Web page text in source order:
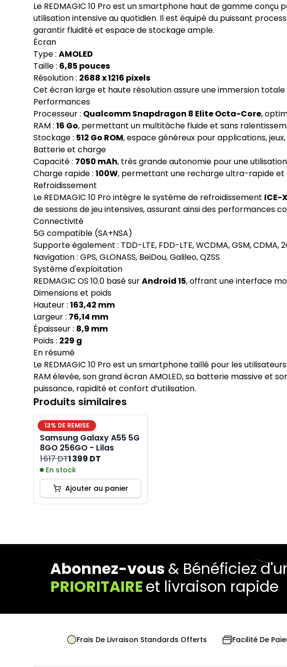
Le REDMAGIC 10 Pro est un smartphone haut de gamme
utilisation intensive au quotidien. Il est équipé du puissant
garantir fluidité et espace de stockage ample.
Écran
Type :AMOLED
Taille : 6,85 pouces
Résolution : 2688 x 1216 pixels
Cet écran large et haute résolution assure une immersion
Performances
Processeur : Qualcomm Snapdragon 8 Elite Octa-Core,
RAM :16 Go, permettant un multitâche fluide et sans
Stockage : 512 Go ROM, espace généreux pour applications,
Batterie et charge
Capacité : 7050 mAh, très grande autonomie pour une
Charge rapide :100W, permettant une recharge ultra-rapide et
Refroidissement
Le REDMAGIC 10 Pro intègre le système de refroidissement ICE-
de sessions de jeu intensives, assurant ainsi des performances
Connectivité
5G compatible (SA+NSA)
Supporte également : TDD-LTE, FDD-LTE, WCDMA, GSM, CDMA,
Navigation : GPS, GLONASS, BeiDou, Galileo, QZSS
Système d'exploitation
REDMAGIC OS 10.0 basé surAndroid 15, offrant une interface
Dimensions et poids
Hauteur :163,42 mm
Largeur : 76,14 mm
Épaisseur : 8,9 mm
Poids : 229 g
En résumé
Le REDMAGIC 10 Pro est un smartphone taillé pour les
RAM élevée, son grand écran AMOLED, sa batterie massive et
puissance, rapidité et confort d’utilisation.
Produits similaires
13% DE REMISE
Samsung Galaxy A55 5G
8GO 256GO - Lilas
1 617 DT1 399 DT
En stock
Ajouter au panier
Abonnez-vous& Bénéficiez
PRIORITAIREet livraison rapide
Frais De Livraison Standards Offerts Facilité De